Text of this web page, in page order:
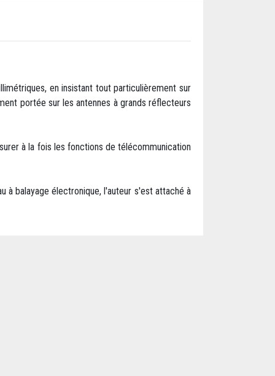
en insistant tout particulièrement sur
portée sur les antennes à grands réflecteurs
à la fois les fonctions de télécommunication
à balayage électronique, l'auteur s'est attaché à